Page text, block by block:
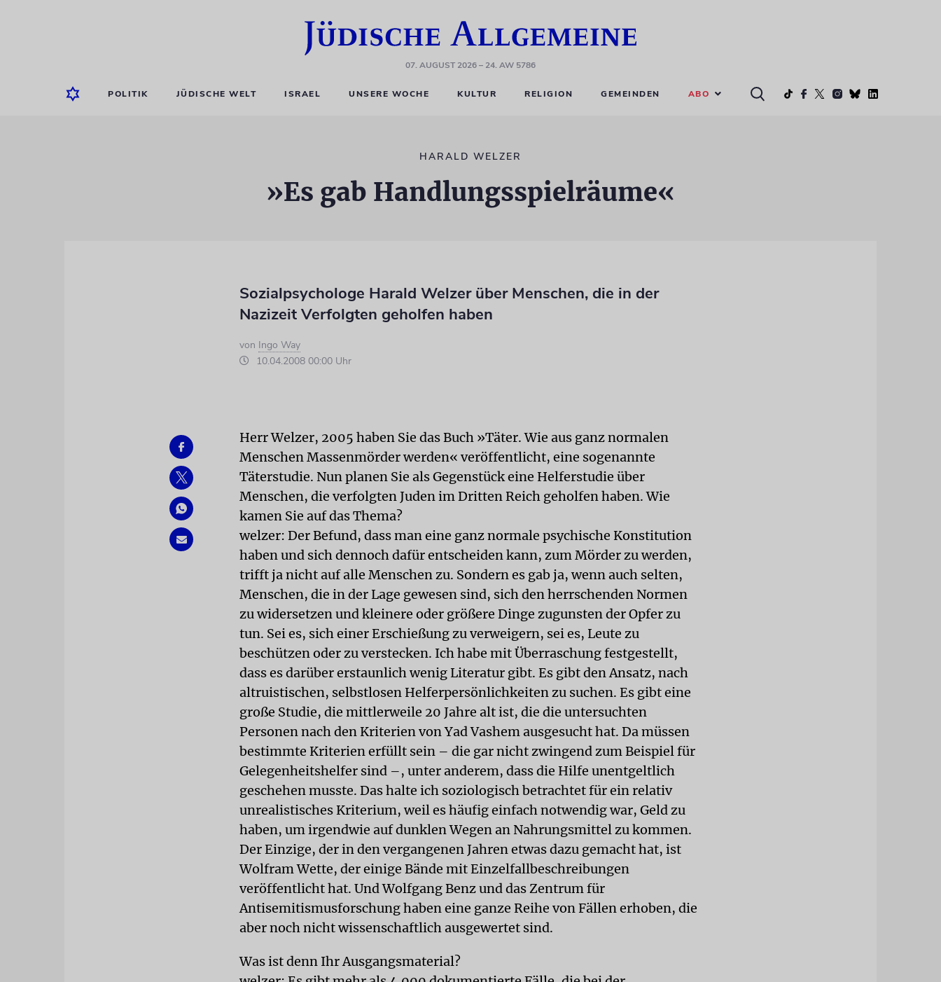
07. AUGUST 2026– 24. AW 5786
POLITIK JÜDISCHE WELT ISRAEL UNSERE WOCHE KULTUR RELIGION GEMEINDEN ABO
HARALD WELZER
»Es gab Handlungsspielräume«
Sozialpsychologe Harald Welzer über Menschen, die in der
Nazizeit Verfolgten geholfen haben
von Ingo Way
10.04.2008 00:00 Uhr
Herr Welzer, 2005 haben Sie das Buch »Täter. Wie aus ganz normalen
Menschen Massenmörder werden« veröffentlicht, eine sogenannte
Täterstudie. Nun planen Sie als Gegenstück eine Helferstudie über
Menschen, die verfolgten Juden im Dritten Reich geholfen haben. Wie
kamen Sie auf das Thema?
welzer: Der Befund, dass man eine ganz normale psychische Konstitution
haben und sich dennoch dafür entscheiden kann, zum Mörder zu werden,
trifft ja nicht auf alle Menschen zu. Sondern es gab ja, wenn auch selten,
Menschen, die in der Lage gewesen sind, sich den herrschenden Normen
zu widersetzen und kleinere oder größere Dinge zugunsten der Opfer zu
tun. Sei es, sich einer Erschießung zu verweigern, sei es, Leute zu
beschützen oder zu verstecken. Ich habe mit Überraschung festgestellt,
dass es darüber erstaunlich wenig Literatur gibt. Es gibt den Ansatz, nach
altruistischen, selbstlosen Helferpersönlichkeiten zu suchen. Es gibt eine
große Studie, die mittlerweile 20 Jahre alt ist, die die untersuchten
Personen nach den Kriterien von Yad Vashem ausgesucht hat. Da müssen
bestimmte Kriterien erfüllt sein – die gar nicht zwingend zum Beispiel für
Gelegenheitshelfer sind –, unter anderem, dass die Hilfe unentgeltlich
geschehen musste. Das halte ich soziologisch betrachtet für ein relativ
unrealistisches Kriterium, weil es häufig einfach notwendig war, Geld zu
haben, um irgendwie auf dunklen Wegen an Nahrungsmittel zu kommen.
Der Einzige, der in den vergangenen Jahren etwas dazu gemacht hat, ist
Wolfram Wette, der einige Bände mit Einzelfallbeschreibungen
veröffentlicht hat. Und Wolfgang Benz und das Zentrum für
Antisemitismusforschung haben eine ganze Reihe von Fällen erhoben, die
aber noch nicht wissenschaftlich ausgewertet sind.
Was ist denn Ihr Ausgangsmaterial?